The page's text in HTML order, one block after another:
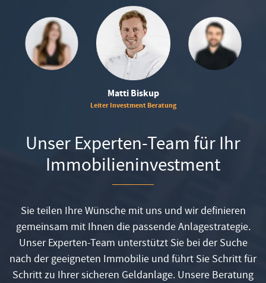
Matti Biskup
Leiter Investment Beratung
Unser Experten-Team für Ihr
Immobilieninvestment
Sie teilen Ihre Wünsche mit uns und wir definieren
gemeinsam mit Ihnen die passende Anlagestrategie.
Unser Experten-Team unterstützt Sie bei der Suche
nach der geeigneten Immobilie und führt Sie Schritt für
Schritt zu Ihrer sicheren Geldanlage. Unsere Beratung